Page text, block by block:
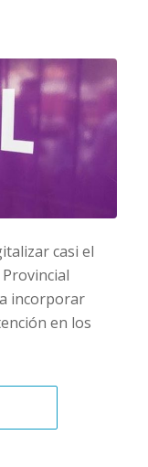
casi el
incorporar
en los